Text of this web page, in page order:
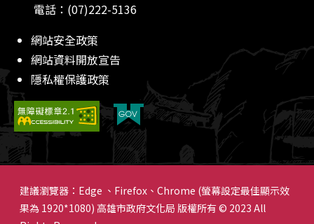
電話：(07)222-5136
網站安全政策
網站資料開放宣告
隱私權保護政策
建議瀏覽器：Edge 、Firefox、Chrome (螢幕設定最佳顯示效
果為 1920*1080) 高雄市政府文化局 版權所有 © 2023 All